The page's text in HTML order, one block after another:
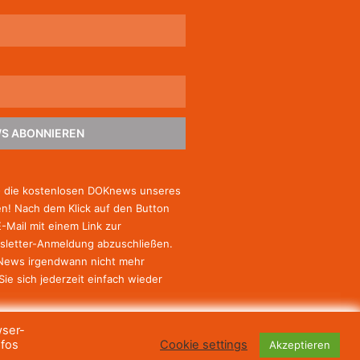
ABONNIEREN
kostenlosen DOKnews unseres
Nach dem Klick auf den Button
Mail mit einem Link zur
Anmeldung abzuschließen.
irgendwann nicht mehr
sich jederzeit einfach wieder
Cookie settings Akzeptieren